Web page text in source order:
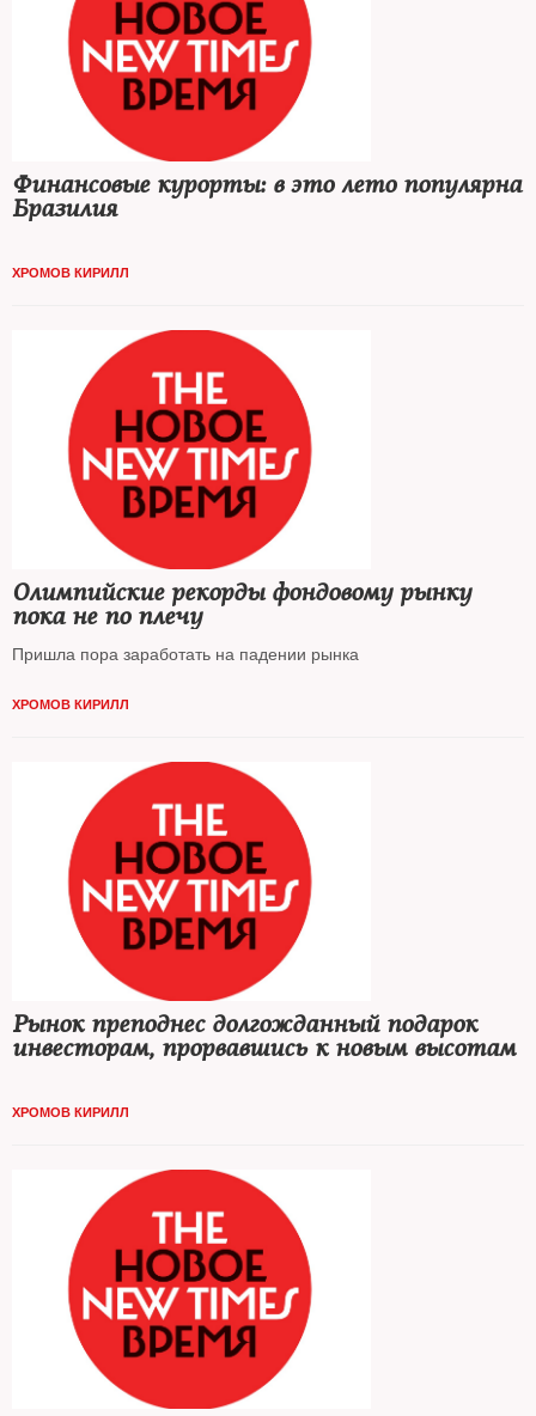
Финансовые курорты: в это лето популярна
Бразилия
ХРОМОВ КИРИЛЛ
Олимпийские рекорды фондовому рынку
пока не по плечу
Пришла пора заработать на падении рынка
ХРОМОВ КИРИЛЛ
Рынок преподнес долгожданный подарок
инвесторам, прорвавшись к новым высотам
ХРОМОВ КИРИЛЛ